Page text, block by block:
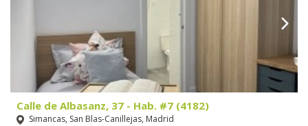
Calle de Albasanz, 37 - Hab. #7 (4182)
Simancas, San Blas-Canillejas, Madrid